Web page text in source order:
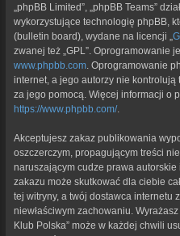
„phpBB Limited”, „phpBB Teams”
wykorzystujące technologię phpBB,
(bulletin board), wydane na licencji „
zwanej też „GPL”. Oprogramowanie
www.phpbb.com . Oprogramowanie
internet, a jego autorzy nie
za jego pomocą. Więcej informacji o
https://www.phpbb.com/.
Akceptujesz zakaz publikowania
oszczerczym, propagującym treści
naruszającym cudze prawa
zakazu może skutkować dla ciebie
tej witryny, a twój dostawca internetu
niewłaściwym zachowaniu.
Klub Polska” może w każdej chwili